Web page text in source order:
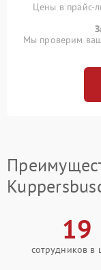
Цены в прайс-
Мы проверим
19
сотрудников в